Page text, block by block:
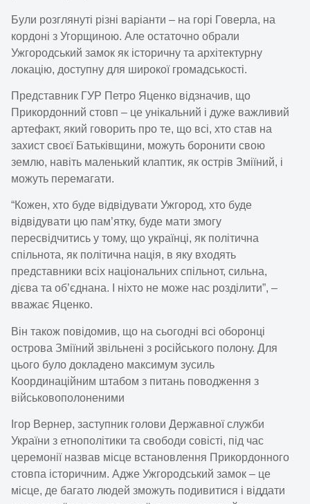
Були розглянуті різні варіанти – на горі Говерла, на
кордоні з Угорщиною. Але остаточно обрали
Ужгородський замок як історичну та архітектурну
локацію, доступну для широкої громадськості.
Представник ГУР Петро Яценко відзначив, що
Прикордонний стовп – це унікальний і дуже важливий
артефакт, який говорить про те, що всі, хто став на
захист своєї Батьківщини, можуть боронити свою
землю, навіть маленький клаптик, як острів Зміїний, і
можуть перемагати.
“Кожен, хто буде відвідувати Ужгород, хто буде
відвідувати цю пам’ятку, буде мати змогу
пересвідчитись у тому, що українці, як політична
спільнота, як політична нація, в яку входять
представники всіх національних спільнот, сильна,
дієва та об’єднана. І ніхто не може нас розділити”, –
вважає Яценко.
Він також повідомив, що на сьогодні всі оборонці
острова Зміїний звільнені з російського полону. Для
цього було докладено максимум зусиль
Координаційним штабом з питань поводження з
військовополоненими
Ігор Вернер, заступник голови Державної служби
України з етнополітики та свободи совісті, під час
церемонії назвав місце встановлення Прикордонного
стовпа історичним. Адже Ужгородський замок – це
місце, де багато людей зможуть подивитися і віддати